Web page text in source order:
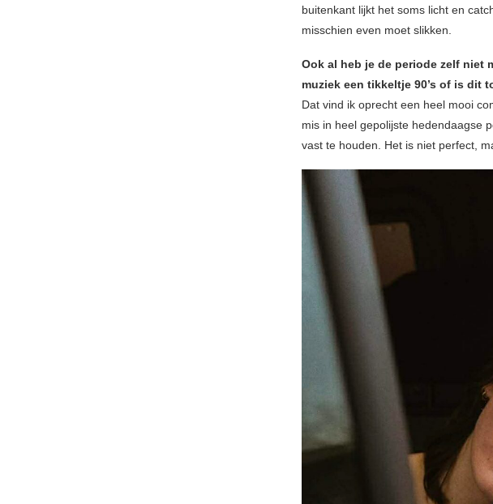
buitenkant lijkt het soms licht en
misschien even moet slikken.
Ook al heb je de periode zelf niet
muziek een tikkeltje 90’s of is dit
Dat vind ik oprecht een heel mooi
mis in heel gepolijste hedendaagse
vast te houden. Het is niet perfect,